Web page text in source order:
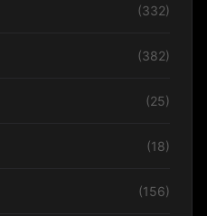
(332)
(382)
(25)
(18)
(156)